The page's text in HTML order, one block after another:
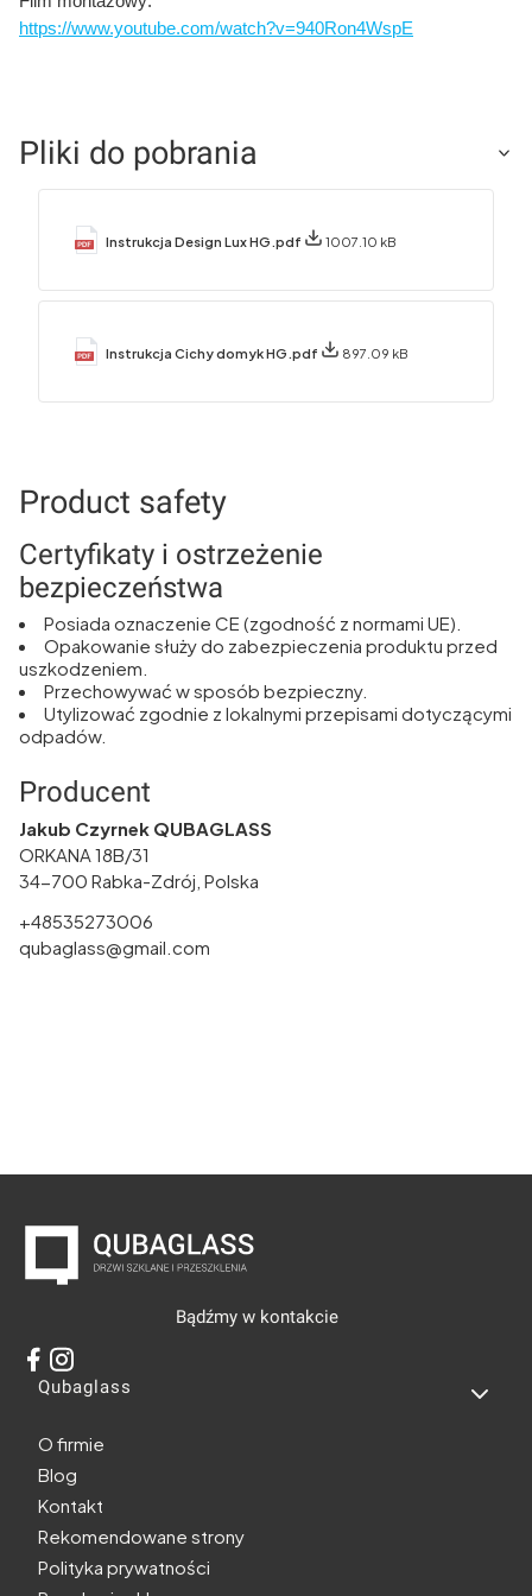
https://www.youtube.com/watch?v=940Ron4WspE
Pliki do pobrania
Instrukcja Design Lux HG.pdf 1007.10 kB
Instrukcja Cichy domyk HG.pdf 897.09 kB
Product safety
Certyfikaty i ostrzeżenie
bezpieczeństwa
Posiada oznaczenie CE (zgodność z normami UE).
Opakowanie służy do zabezpieczenia produktu przed
uszkodzeniem.
Przechowywać w sposób bezpieczny.
Utylizować zgodnie z lokalnymi przepisami dotyczącymi
odpadów.
Producent
Jakub Czyrnek QUBAGLASS
ORKANA 18B/31
34-700 Rabka-Zdrój, Polska
+48535273006
qubaglass@gmail.com
Bądźmy w kontakcie
Linki w stopce
Qubaglass
O firmie
Blog
Kontakt
Rekomendowane strony
Polityka prywatności